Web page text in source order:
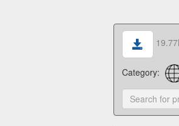
Category: